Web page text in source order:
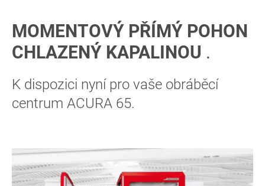
MOMENTOVÝ PŘÍMÝ POHON
CHLAZENÝ KAPALINOU .
K dispozici nyní pro vaše obráběcí
centrum ACURA 65.